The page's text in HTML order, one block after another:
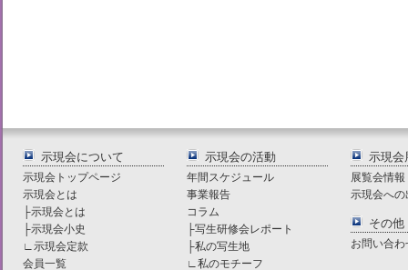
示現会について
示現会トップページ
示現会とは
├示現会とは
├示現会小史
∟ 示現会定款
会員一覧
示現会の活動
年間スケジュール
事業報告
コラム
├写生研修会レポート
├私の写生地
∟ 私のモチーフ
示現会
展覧会情報
示現会へ
その他
お問い合